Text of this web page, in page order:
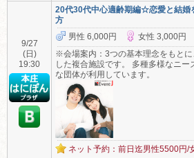
9/27
(日)
19:30
20代30代中心適齢期編☆恋愛と結婚
方
男性 6,000円
女性 3,000円
※会場案内：3つの基本理念をもと
した複合施設です。 多種多様なニー
な団体が利用しています。
ネット予約：前日迄男性5500円/